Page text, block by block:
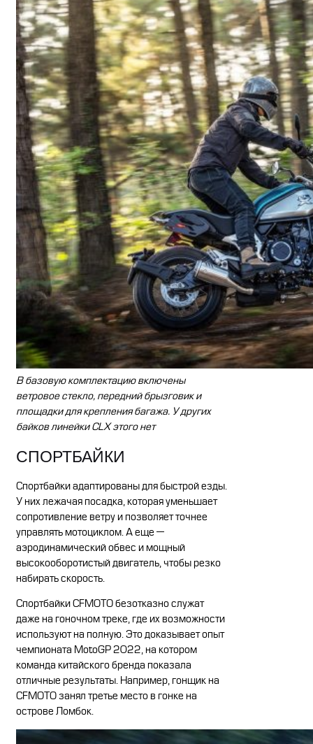
В базовую комплектацию включены
ветровое стекло, передний брызговик и
площадки для крепления багажа. У других
байков линейки CLX этого нет
СПОРТБАЙКИ
Спортбайки адаптированы для быстрой езды.
У них лежачая посадка, которая уменьшает
сопротивление ветру и позволяет точнее
управлять мотоциклом. А еще —
аэродинамический обвес и мощный
высокооборотистый двигатель, чтобы резко
набирать скорость.
Спортбайки CFMOTO безотказно служат
даже на гоночном треке, где их возможности
используют на полную. Это доказывает опыт
чемпионата MotoGP 2022, на котором
команда китайского бренда показала
отличные результаты. Например, гонщик на
CFMOTO занял третье место в гонке на
острове Ломбок.